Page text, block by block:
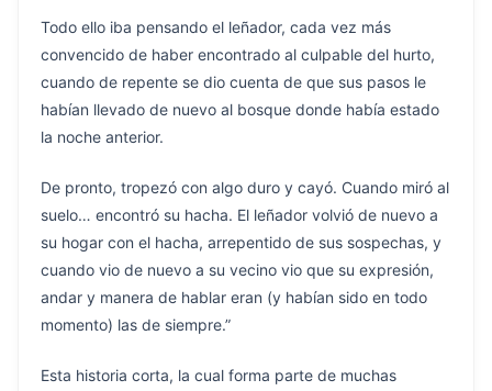
Todo ello iba pensando el leñador, cada vez más
convencido de haber encontrado al culpable del hurto,
cuando de repente se dio cuenta de que sus pasos le
habían llevado de nuevo al bosque donde había estado
la noche anterior.
De pronto, tropezó con algo duro y cayó. Cuando miró al
suelo… encontró su hacha. El leñador volvió de nuevo a
su hogar con el hacha, arrepentido de sus sospechas, y
cuando vio de nuevo a su vecino vio que su expresión,
andar y manera de hablar eran (y habían sido en todo
momento) las de siempre.”
Esta historia corta, la cual forma parte de muchas